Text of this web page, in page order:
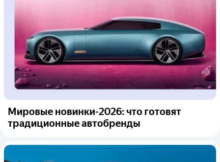
Мировые новинки-2026: что готовят
традиционные автобренды